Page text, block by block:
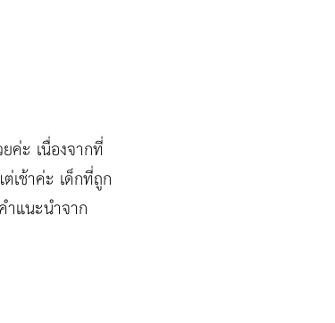
ค่ะ เนื่องจากที่
เช้าค่ะ เด็กที่ถูก
ำแนะนำจาก